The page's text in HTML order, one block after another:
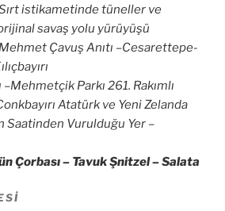
Sırt istikametinde tüneller ve
savaş yolu yürüyüşü
Çavuş Anıtı –Cesarettepe-
Parkı 261. Rakımlı
Atatürk ve Yeni Zelanda
Saatinden Vurulduğu Yer –
Çorbası – Tavuk Şnitzel – Salata